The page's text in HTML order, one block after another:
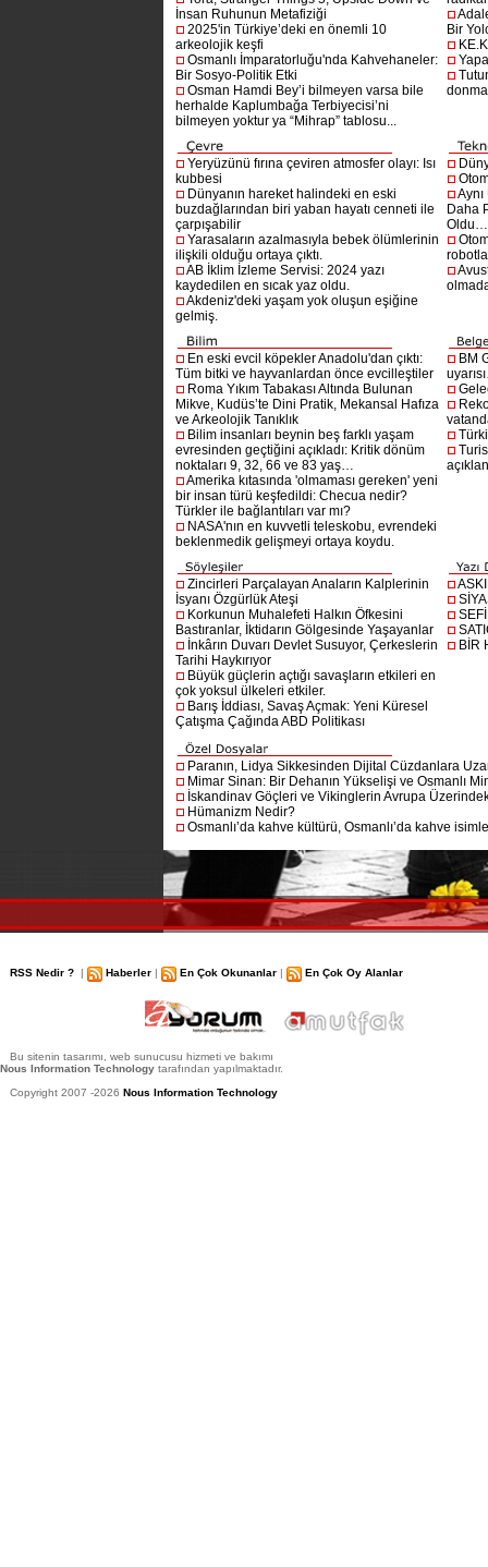
İnsan Ruhunun Metafiziği
2025'in Türkiye’deki en önemli 10
arkeolojik keşfi
Osmanlı İmparatorluğu'nda Kahvehaneler:
Bir Sosyo-Politik Etki
Osman Hamdi Bey’i bilmeyen varsa bile
herhalde Kaplumbağa Terbiyecisi’ni
bilmeyen yoktur ya “Mihrap” tablosu...
Bir
Yeryüzünü fırına çeviren atmosfer olayı: Isı
kubbesi
Dünyanın hareket halindeki en eski
buzdağlarından biri yaban hayatı cenneti ile
çarpışabilir
Yarasaların azalmasıyla bebek ölümlerinin
ilişkili olduğu ortaya çıktı.
AB İklim İzleme Servisi: 2024 yazı
kaydedilen en sıcak yaz oldu.
Akdeniz'deki yaşam yok oluşun eşiğine
gelmiş.
Daha
Oldu…
En eski evcil köpekler Anadolu'dan çıktı:
Tüm bitki ve hayvanlardan önce evcilleştiler
Roma Yıkım Tabakası Altında Bulunan
Mikve, Kudüs’te Dini Pratik, Mekansal Hafıza
ve Arkeolojik Tanıklık
Bilim insanları beynin beş farklı yaşam
evresinden geçtiğini açıkladı: Kritik dönüm
noktaları 9, 32, 66 ve 83 yaş…
Amerika kıtasında 'olmaması gereken' yeni
bir insan türü keşfedildi: Checua nedir?
Türkler ile bağlantıları var mı?
NASA'nın en kuvvetli teleskobu, evrendeki
beklenmedik gelişmeyi ortaya koydu.
BM
Zincirleri Parçalayan Anaların Kalplerinin
İsyanı Özgürlük Ateşi
Korkunun Muhalefeti Halkın Öfkesini
Bastıranlar, İktidarın Gölgesinde Yaşayanlar
İnkârın Duvarı Devlet Susuyor, Çerkeslerin
Tarihi Haykırıyor
Büyük güçlerin açtığı savaşların etkileri en
çok yoksul ülkeleri etkiler.
Barış İddiası, Savaş Açmak: Yeni Küresel
Çatışma Çağında ABD Politikası
BİR
Paranın, Lidya Sikkesinden Dijital Cüzdanlara
Mimar Sinan: Bir Dehanın Yükselişi ve Osmanlı
İskandinav Göçleri ve Vikinglerin Avrupa
Hümanizm Nedir?
Osmanlı’da kahve kültürü, Osmanlı’da kahve
RSS Nedir ? | Haberler | En Çok Okunanlar | En Çok Oy Alanlar
Bu sitenin tasarımı, web sunucusu hizmeti ve bakımı
Nous Information Technology tarafından yapılmaktadır.
Copyright 2007 -2026 Nous Information Technology